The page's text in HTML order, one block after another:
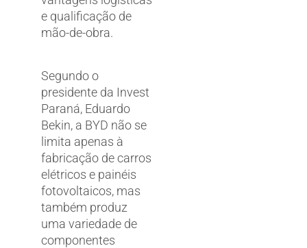
e qualificação de
mão-de-obra.
Segundo o
presidente da Invest
Paraná, Eduardo
Bekin, a BYD não se
limita apenas à
fabricação de carros
elétricos e painéis
fotovoltaicos, mas
também produz
uma variedade de
componentes